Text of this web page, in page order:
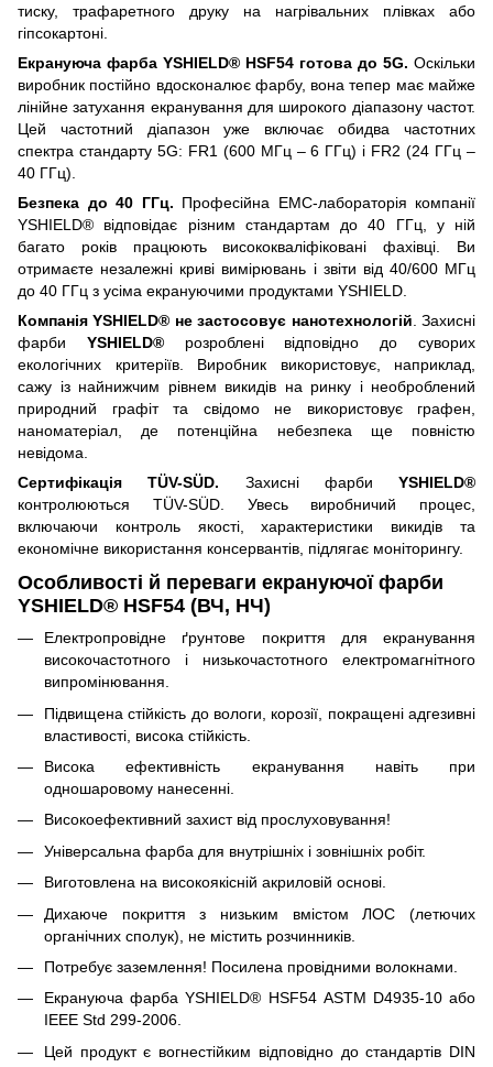
тиску, трафаретного друку на нагрівальних плівках або
гіпсокартоні.
Екрануюча фарба YSHIELD® HSF54 готова до 5G. Оскільки
виробник постійно вдосконалює фарбу, вона тепер має майже
лінійне затухання екранування для широкого діапазону частот.
Цей частотний діапазон уже включає обидва частотних
спектра стандарту 5G: FR1 (600 МГц – 6 ГГц) і FR2 (24 ГГц –
40 ГГц).
Безпека до 40 ГГц. Професійна EMC-лабораторія компанії
YSHIELD® відповідає різним стандартам до 40 ГГц, у ній
багато років працюють висококваліфіковані фахівці. Ви
отримаєте незалежні криві вимірювань і звіти від 40/600 МГц
до 40 ГГц з усіма екрануючими продуктами YSHIELD.
Компанія YSHIELD® не застосовує нанотехнологій . Захисні
фарби YSHIELD® розроблені відповідно до суворих
екологічних критеріїв. Виробник використовує, наприклад,
сажу із найнижчим рівнем викидів на ринку і необроблений
природний графіт та свідомо не використовує графен,
наноматеріал, де потенційна небезпека ще повністю
невідома.
Сертифікація TÜV-SÜD. Захисні фарби YSHIELD®
контролюються TÜV-SÜD. Увесь виробничий процес,
включаючи контроль якості, характеристики викидів та
економічне використання консервантів, підлягає моніторингу.
Особливості й переваги екрануючої фарби
YSHIELD® HSF54 (ВЧ, НЧ)
Електропровідне ґрунтове покриття для екранування
високочастотного і низькочастотного електромагнітного
випромінювання.
Підвищена стійкість до вологи, корозії, покращені адгезивні
властивості, висока стійкість.
Висока ефективність екранування навіть при
одношаровому нанесенні.
Високоефективний захист від прослуховування!
Універсальна фарба для внутрішніх і зовнішніх робіт.
Виготовлена на високоякісній акриловій основі.
Дихаюче покриття з низьким вмістом ЛOC (летючих
органічних сполук), не містить розчинників.
Потребує заземлення! Посилена провідними волокнами.
Екрануюча фарба YSHIELD® HSF54 ASTM D4935-10 або
IEEE Std 299-2006.
Цей продукт є вогнестійким відповідно до стандартів DIN